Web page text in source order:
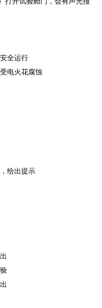
全运行
电火花腐蚀
给出提示